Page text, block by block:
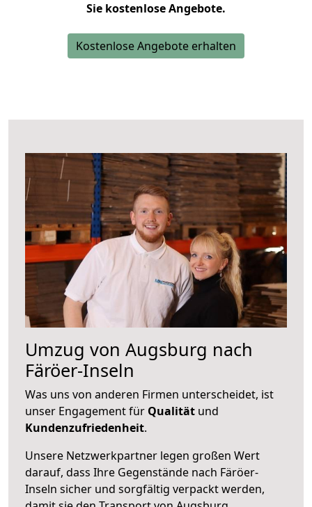
Sie kostenlose Angebote.
Kostenlose Angebote erhalten
Umzug von Augsburg nach
Färöer-Inseln
Was uns von anderen Firmen unterscheidet, ist
unser Engagement für Qualität und
Kundenzufriedenheit.
Unsere Netzwerkpartner legen großen Wert
darauf, dass Ihre Gegenstände nach Färöer-
Inseln sicher und sorgfältig verpackt werden,